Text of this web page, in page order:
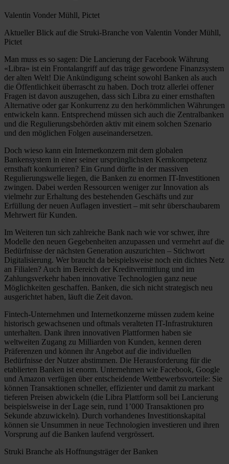
Valentin Vonder Mühll, Pictet
Aktueller Blick auf die Struki-Branche von Valentin Vonder Mühll,
Pictet
Man muss es so sagen: Die Lancierung der Facebook Währung
«Libra» ist ein Frontalangriff auf das träge gewordene Finanzsystem
der alten Welt! Die Ankündigung scheint sowohl Banken als auch
die Öffentlichkeit überrascht zu haben. Doch trotz allerlei offener
Fragen ist davon auszugehen, dass sich Libra zu einer ernsthaften
Alternative oder gar Konkurrenz zu den herkömmlichen Währungen
entwickeln kann. Entsprechend müssen sich auch die Zentralbanken
und die Regulierungsbehörden aktiv mit einem solchen Szenario
und den möglichen Folgen auseinandersetzen.
Doch wieso kann ein Internetkonzern mit dem globalen
Bankensystem in einer seiner ursprünglichsten Kernkompetenz
ernsthaft konkurrieren? Ein Grund dürfte in der massiven
Regulierungswelle liegen, die Banken zu enormen IT-Investitionen
zwingen. Dabei werden Ressourcen weniger zur Innovation als
vielmehr zur Erhaltung des bestehenden Geschäfts und zur
Erfüllung der neuen Auflagen investiert – mit sehr überschaubarem
Mehrwert für Kunden.
Im Weiteren tun sich zahlreiche Bank nach wie vor schwer, ihre
Modelle den neuen Gegebenheiten anzupassen und vermehrt auf die
Bedürfnisse der nächsten Generation auszurichten – Stichwort
Digitalisierung. Wer braucht da beispielsweise noch ein dichtes Netz
an Filialen? Auch im Bereich der Kreditvermittlung und im
Zahlungsverkehr haben innovative Technologien ganz neue
Möglichkeiten geschaffen. Banken, die sich nicht strategisch neu
ausgerichtet haben, läuft die Zeit davon.
Fintech-Unternehmen und Internetkonzerne müssen zudem keine
historisch gewachsenen und oftmals veralteten IT-Infrastrukturen
unterhalten. Dank ihren innovativen Plattformen haben sie
weltweiten Zugang zu Milliarden von Kunden, kennen deren
Präferenzen und können ihr Angebot auf die individuellen
Bedürfnisse der Nutzer abstimmen. Die Herausforderung für die
etablierten Banken ist enorm. Unternehmen wie Facebook, Google
und Amazon verfügen über entscheidende Wettbewerbsvorteile: Sie
können Transaktionen schneller, effizienter und damit zu markant
tieferen Preisen abwickeln (die Libra Plattform soll bei Lancierung
beispielsweise in der Lage sein, rund 1’000 Transaktionen pro
Sekunde abzuwickeln). Durch vorhandenes Investitionskapital
können sie Unsummen in neue Technologien investieren und ihren
Vorsprung auf die Banken laufend vergrössert.
Struki Branche als Hoffnungsträger der Banken